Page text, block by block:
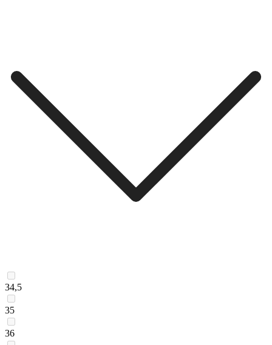
34,5
35
36